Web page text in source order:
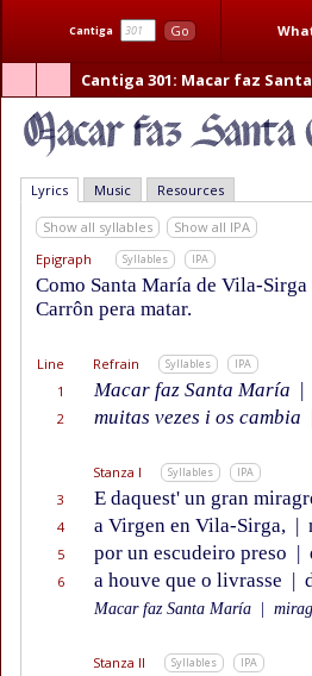
Cantiga Go
Cantiga 301: Macar faz
Lyrics Music Resources
Show all syllables
Show all IPA
Epigraph
Syllables IPA
Como Santa María de Vila-
Carrôn pera matar.
Line Refrain Syllables IPA
1 Macar faz Santa María |
2 muitas vezes i os cambia
Stanza I Syllables IPA
3 E daquest' un gran
4 a Virgen en Vila-Sirga, |
5 por un escudeiro preso |
6 a houve que o livrasse |
Macar faz Santa María
Stanza II Syllables IPA